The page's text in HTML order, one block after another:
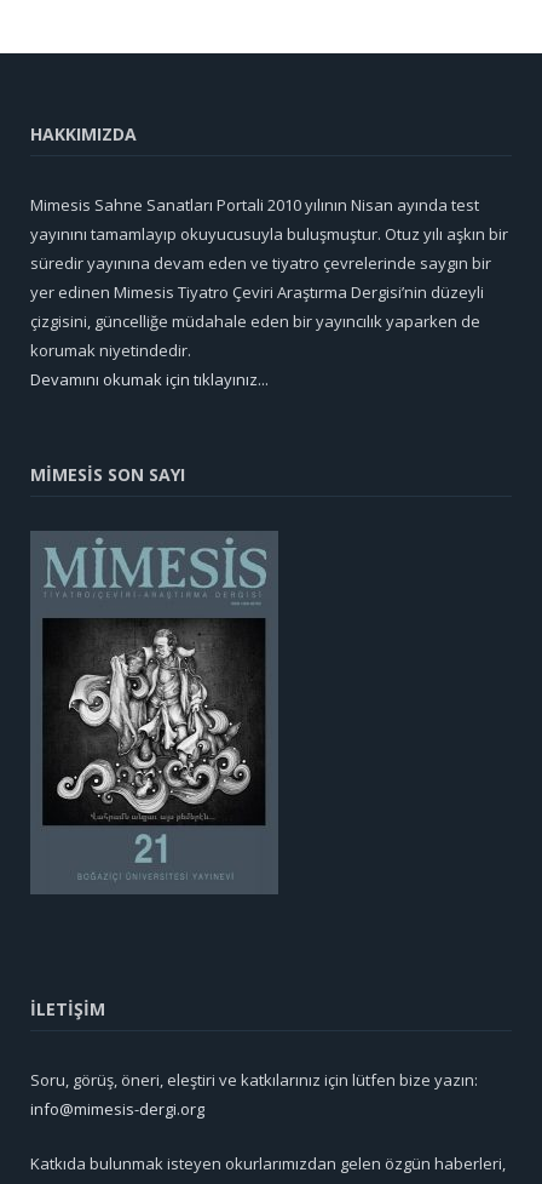
HAKKIMIZDA
Mimesis Sahne Sanatları Portali 2010 yılının Nisan ayında test
yayınını tamamlayıp okuyucusuyla buluşmuştur. Otuz yılı aşkın bir
süredir yayınına devam eden ve tiyatro çevrelerinde saygın bir
yer edinen Mimesis Tiyatro Çeviri Araştırma Dergisi’nin düzeyli
çizgisini, güncelliğe müdahale eden bir yayıncılık yaparken de
korumak niyetindedir.
Devamını okumak için tıklayınız...
MİMESİS SON SAYI
İLETİŞİM
Soru, görüş, öneri, eleştiri ve katkılarınız için lütfen bize yazın:
info@mimesis-dergi.org
Katkıda bulunmak isteyen okurlarımızdan gelen özgün haberleri,